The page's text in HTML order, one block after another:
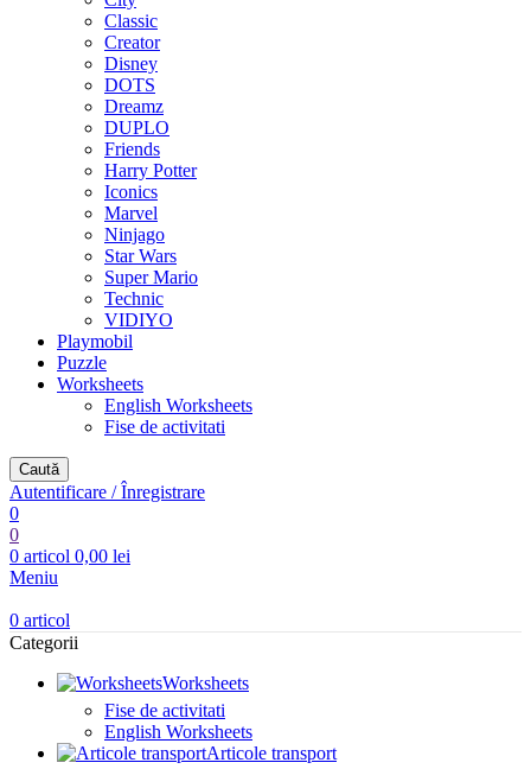
Classic
Creator
Disney
DOTS
Dreamz
DUPLO
Friends
Harry Potter
Iconics
Marvel
Ninjago
Star Wars
Super Mario
Technic
VIDIYO
Playmobil
Puzzle
Worksheets
English Worksheets
Fise de activitati
Caută
Autentificare / Înregistrare
0
0
0 articol 0,00 lei
Meniu
0 articol
Categorii
Worksheets
Fise de activitati
English Worksheets
Articole transport